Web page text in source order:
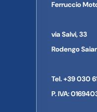
Le immagini a volte
Nome dell'azienda:
Ferruccio
via Salvi, 33
Rodengo
Tel. +39 030
P. IVA: